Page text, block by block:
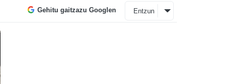
Gehitu gaitzazu Googlen Entzun